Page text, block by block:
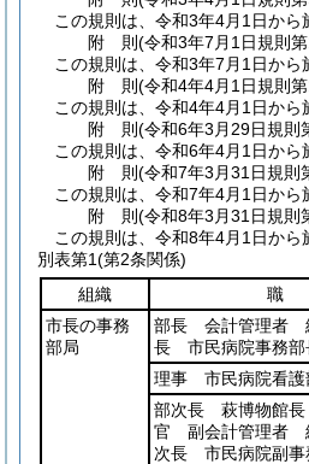
この規則は、令和3年4月1日から
附 則(令和3年7月1日規則
この規則は、令和3年7月1日から
附 則(令和4年4月1日規則
この規則は、令和4年4月1日から
附 則(令和6年3月29日規則
この規則は、令和6年4月1日から
附 則(令和7年3月31日規則
この規則は、令和7年4月1日から
附 則(令和8年3月31日規則
この規則は、令和8年4月1日から
別表第1(第2条関係)
組織
職
市長の事務
部局
部長 会計管理者
長 市民病院事務部
理事 市民病院看護
部次長 萩博物館
官 副会計管理者
次長 市民病院副事